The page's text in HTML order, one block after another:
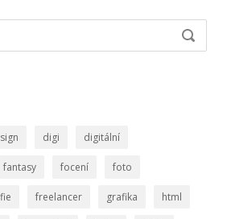
digi digitální
fantasy focení foto
freelancer grafika html